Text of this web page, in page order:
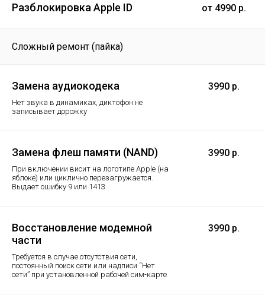
Разблокировка Apple ID от 4990 р.
Сложный ремонт (пайка)
Замена аудиокодека
Нет звука в динамиках, диктофон не
записывает дорожку
3990 р.
Замена флеш памяти (NAND)
При включении висит на логотипе Apple (на
яблоке) или циклично перезагружается.
Выдает ошибку 9 или 1413
3990 р.
Восстановление модемной
части
Требуется в случае отсутствия сети,
постоянный поиск сети или надписи “Нет
сети” при установленной рабочей сим-карте
3990 р.